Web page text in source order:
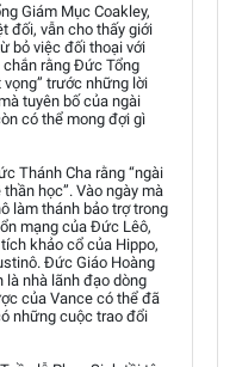
Giám Mục Coakley,
đối, vẫn cho thấy giới
bỏ việc đối thoại với
rằng Đức Tổng
trước những lời
tuyên bố của ngài
có thể mong đợi gì
Thánh Cha rằng “ngài
học”. Vào ngày mà
làm thánh bảo trợ trong
mạng của Đức Lêô,
khảo cổ của Hippo,
Đức Giáo Hoàng
là nhà lãnh đạo dòng
của Vance có thể đã
những cuộc trao đổi